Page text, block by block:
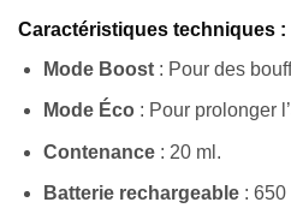
Caractéristiques techniques :
Mode Boost: Pour des
Mode Éco: Pour prolonger
Contenance: 20 ml.
Batterie rechargeable: 650